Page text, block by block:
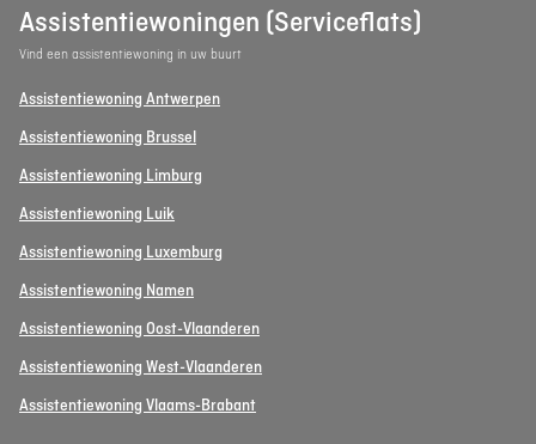
Assistentiewoningen (Serviceflats)
Vind een assistentiewoning in uw buurt
Assistentiewoning Antwerpen
Assistentiewoning Brussel
Assistentiewoning Limburg
Assistentiewoning Luik
Assistentiewoning Luxemburg
Assistentiewoning Namen
Assistentiewoning Oost-Vlaanderen
Assistentiewoning West-Vlaanderen
Assistentiewoning Vlaams-Brabant